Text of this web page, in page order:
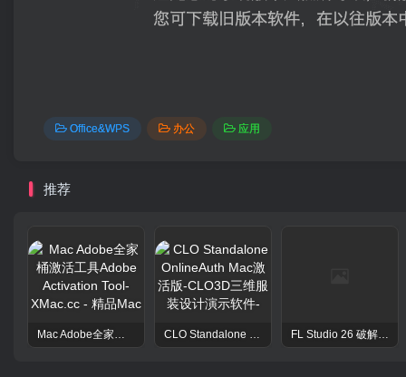
Office&WPS 办公 应用
推荐
Mac Adobe全家桶激活工具Adobe Activation Tool CLO Standalone OnlineAuth Mac激活版-CLO3D三维服装设计演示软件 FL Studio 26 破解版 – 强大的音频后期处理程序